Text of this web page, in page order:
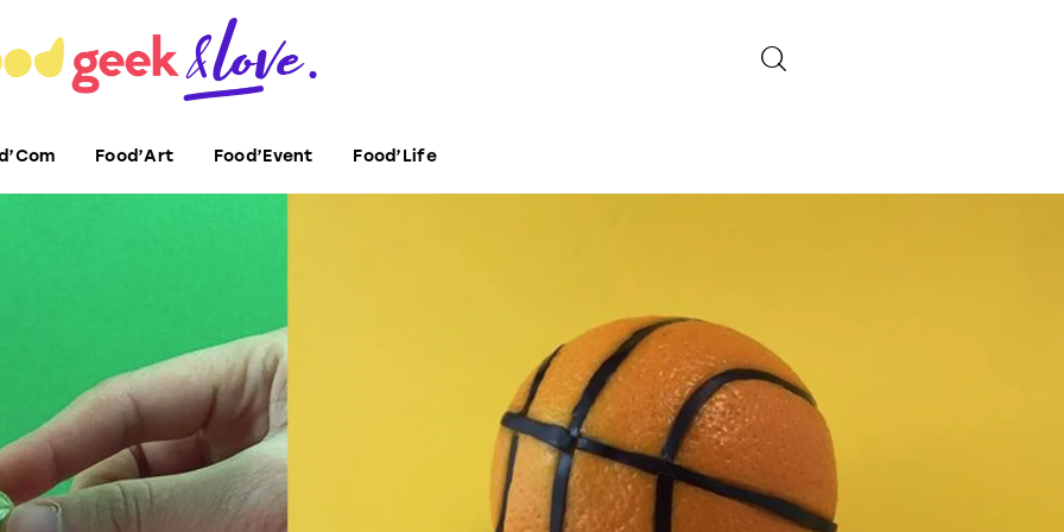
Food’Art Food’Event Food’Life